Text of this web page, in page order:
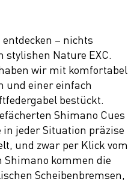
– nichts
Nature EXC.
wir mit komfortabel
und einer einfach
bestückt.
Shimano Cues
in jeder Situation präzise
und zwar per Klick vom
Shimano kommen die
Scheibenbremsen,